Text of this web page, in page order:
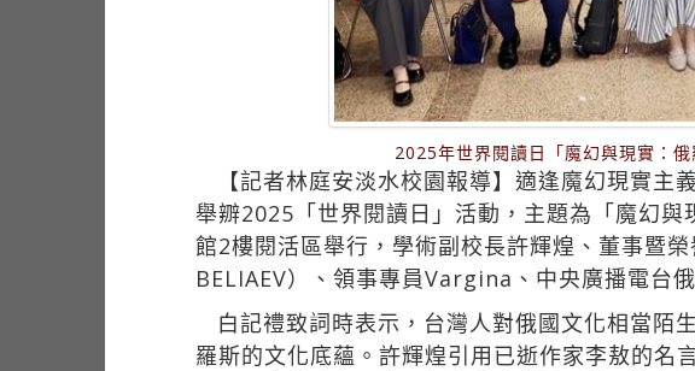
2025年世界閱讀日「魔幻與現實：
【記者林庭安淡水校園報導】適逢魔幻現實
舉辧2025「世界閱讀日」活動，主題為「魔幻
館2樓閱活區舉行，學術副校長許輝煌、董事暨
BELIAEV）、領事專員Vargina、中央廣播電台
白記禮致詞時表示，台灣人對俄國文化相當陌
羅斯的文化底蘊。許輝煌引用已逝作家李敖的名